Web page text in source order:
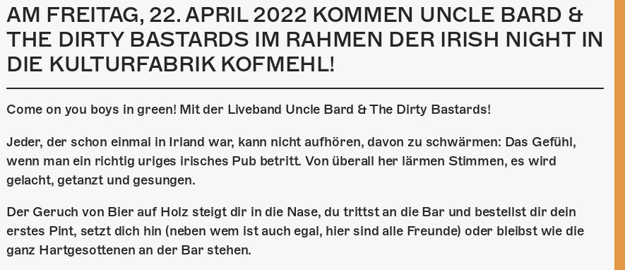
AM FREITAG, 22. APRIL 2022 KOMMEN UNCLE BARD &
THE DIRTY BASTARDS IM RAHMEN DER IRISH NIGHT IN
DIE KULTURFABRIK KOFMEHL!
Come on you boys in green! Mit der Liveband Uncle Bard & The Dirty Bastards!
Jeder, der schon einmal in Irland war, kann nicht aufhören, davon zu schwärmen: Das Gefühl,
wenn man ein richtig uriges irisches Pub betritt. Von überall her lärmen Stimmen, es wird
gelacht, getanzt und gesungen.
Der Geruch von Bier auf Holz steigt dir in die Nase, du trittst an die Bar und bestellst dir dein
erstes Pint, setzt dich hin (neben wem ist auch egal, hier sind alle Freunde) oder bleibst wie die
ganz Hartgesottenen an der Bar stehen.